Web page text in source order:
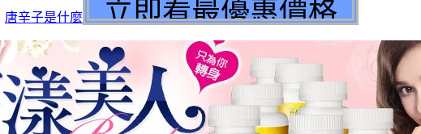
唐辛子是什麼